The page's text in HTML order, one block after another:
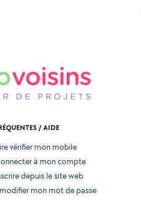
/ AIDE
vérifier mon mobile
à mon compte
depuis le site web
mon mot de passe